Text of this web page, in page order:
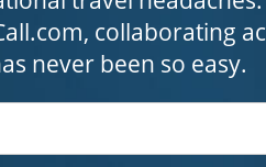
collaborating
never been so easy.